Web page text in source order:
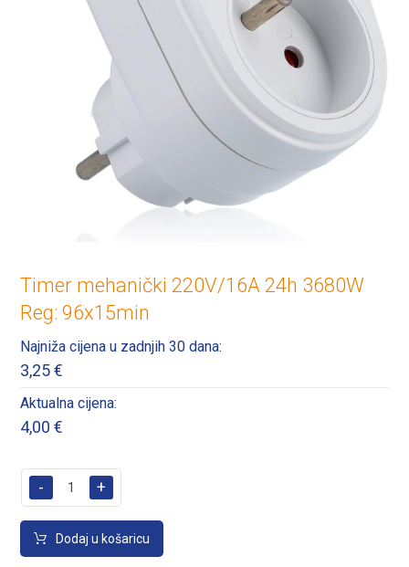
Timer mehanički 220V/16A 24h 3680W
Reg: 96x15min
Najniža cijena u zadnjih 30 dana:
3,25€
Aktualna cijena:
4,00€
- +
Dodaj u košaricu